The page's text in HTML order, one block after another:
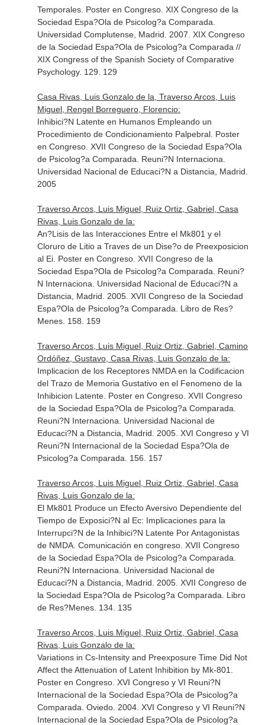
Temporales. Poster en Congreso. XIX Congreso de la
Sociedad Espa?Ola de Psicolog?a Comparada.
Universidad Complutense, Madrid. 2007. XIX Congreso
de la Sociedad Espa?Ola de Psicolog?a Comparada //
XIX Congress of the Spanish Society of Comparative
Psychology. 129. 129
Casa Rivas, Luis Gonzalo de la, Traverso Arcos, Luis
Miguel, Rengel Borreguero, Florencio:
Inhibici?N Latente en Humanos Empleando un
Procedimiento de Condicionamiento Palpebral. Poster
en Congreso. XVII Congreso de la Sociedad Espa?Ola
de Psicolog?a Comparada. Reuni?N Internaciona.
Universidad Nacional de Educaci?N a Distancia, Madrid.
2005
Traverso Arcos, Luis Miguel, Ruiz Ortiz, Gabriel, Casa
Rivas, Luis Gonzalo de la:
An?Lisis de las Interacciones Entre el Mk801 y el
Cloruro de Litio a Traves de un Dise?o de Preexposicion
al Ei. Poster en Congreso. XVII Congreso de la
Sociedad Espa?Ola de Psicolog?a Comparada. Reuni?
N Internaciona. Universidad Nacional de Educaci?N a
Distancia, Madrid. 2005. XVII Congreso de la Sociedad
Espa?Ola de Psicolog?a Comparada. Libro de Res?
Menes. 158. 159
Traverso Arcos, Luis Miguel, Ruiz Ortiz, Gabriel, Camino
Ordóñez, Gustavo, Casa Rivas, Luis Gonzalo de la:
Implicacion de los Receptores NMDA en la Codificacion
del Trazo de Memoria Gustativo en el Fenomeno de la
Inhibicion Latente. Poster en Congreso. XVII Congreso
de la Sociedad Espa?Ola de Psicolog?a Comparada.
Reuni?N Internaciona. Universidad Nacional de
Educaci?N a Distancia, Madrid. 2005. XVI Congreso y VI
Reuni?N Internacional de la Sociedad Espa?Ola de
Psicolog?a Comparada. 156. 157
Traverso Arcos, Luis Miguel, Ruiz Ortiz, Gabriel, Casa
Rivas, Luis Gonzalo de la:
El Mk801 Produce un Efecto Aversivo Dependiente del
Tiempo de Exposici?N al Ec: Implicaciones para la
Interrupci?N de la Inhibici?N Latente Por Antagonistas
de NMDA. Comunicación en congreso. XVII Congreso
de la Sociedad Espa?Ola de Psicolog?a Comparada.
Reuni?N Internaciona. Universidad Nacional de
Educaci?N a Distancia, Madrid. 2005. XVII Congreso de
la Sociedad Espa?Ola de Psicolog?a Comparada. Libro
de Res?Menes. 134. 135
Traverso Arcos, Luis Miguel, Ruiz Ortiz, Gabriel, Casa
Rivas, Luis Gonzalo de la:
Variations in Cs-Intensity and Preexposure Time Did Not
Affect the Attenuation of Latent Inhibition by Mk-801.
Poster en Congreso. XVI Congreso y VI Reuni?N
Internacional de la Sociedad Espa?Ola de Psicolog?a
Comparada. Oviedo. 2004. XVI Congreso y VI Reuni?N
Internacional de la Sociedad Espa?Ola de Psicolog?a